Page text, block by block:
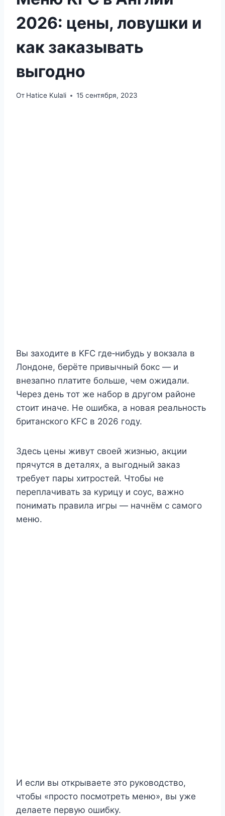
2026: цены, ловушки и
как заказывать
выгодно
От Hatice Kulali 15 сентября, 2023
Вы заходите в KFC где‑нибудь у вокзала в
Лондоне, берёте привычный бокс — и
внезапно платите больше, чем ожидали.
Через день тот же набор в другом районе
стоит иначе. Не ошибка, а новая реальность
британского KFC в 2026 году.
Здесь цены живут своей жизнью, акции
прячутся в деталях, а выгодный заказ
требует пары хитростей. Чтобы не
переплачивать за курицу и соус, важно
понимать правила игры — начнём с самого
меню.
И если вы открываете это руководство,
чтобы «просто посмотреть меню», вы уже
делаете первую ошибку.